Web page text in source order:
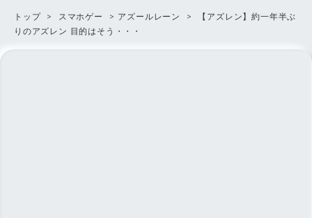
トップ > スマホゲー > アズールレーン >
【アズレン】約一年半ぶ
りのアズレン 目的はそう・・・